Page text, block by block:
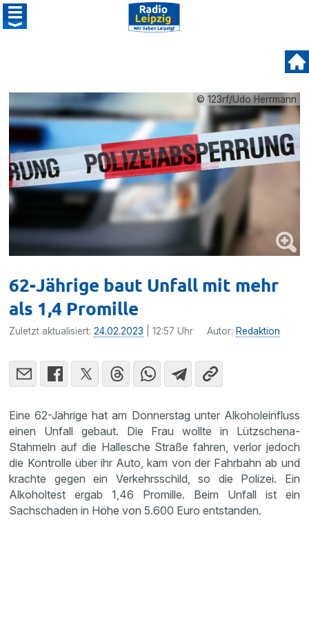
© 123rf/Udo Herrmann
62-Jährige baut Unfall mit mehr
als 1,4 Promille
Zuletzt aktualisiert:24.02.2023 | 12:57 Uhr Autor: Redaktion
Eine 62-Jährige hat am Donnerstag unter Alkoholeinfluss
einen Unfall gebaut. Die Frau wollte in Lützschena-
Stahmeln auf die Hallesche Straße fahren, verlor jedoch
die Kontrolle über ihr Auto, kam von der Fahrbahn ab und
krachte gegen ein Verkehrsschild, so die Polizei. Ein
Alkoholtest ergab 1,46 Promille. Beim Unfall ist ein
Sachschaden in Höhe von 5.600 Euro entstanden.